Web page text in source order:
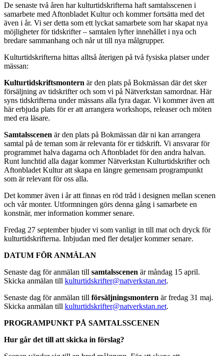
De senaste två åren har kulturtidskrifterna haft samtalsscenen i
samarbete med Aftonbladet Kultur och kommer fortsätta med det
även i år. Vi ser detta som ett lyckat samarbete som har skapat nya
möjligheter för tidskrifter – samtalen lyfter innehållet i nya och
bredare sammanhang och når ut till nya målgrupper.
Kulturtidskrifterna hittas alltså återigen på två fysiska platser under
mässan:
Kulturtidskriftsmontern är den plats på Bokmässan där det sker
försäljning av tidskrifter och som vi på Nätverkstan samordnar. Här
syns tidskrifterna under mässans alla fyra dagar. Vi kommer även att
här erbjuda plats för er att arrangera workshops, releaser och möten
med era läsare.
Samtalsscenen är den plats på Bokmässan där ni kan arrangera
samtal på de teman som är relevanta för er tidskrift. Vi ansvarar för
programmet halva dagarna och Aftonbladet för den andra halvan.
Runt lunchtid alla dagar kommer Nätverkstan Kulturtidskrifter och
Aftonbladet Kultur att skapa en längre gemensam programpunkt
som är relevant för oss alla.
Det kommer även i år att finnas en röd tråd i designen mellan scenen
och vår monter. Utformningen görs denna gång i samarbete en
konstnär, mer information kommer senare.
Fredag 27 september bjuder vi som vanligt in till mat och dryck för
kulturtidskrifterna. Inbjudan med fler detaljer kommer senare.
DATUM FÖR ANMÄLAN
Senaste dag för anmälan till samtalsscenen är måndag 15 april.
Skicka anmälan till kulturtidskrifter@natverkstan.net.
Senaste dag för anmälan till försäljningsmontern är fredag 31 maj.
Skicka anmälan till kulturtidskrifter@natverkstan.net.
PROGRAMPUNKT PÅ SAMTALSSCENEN
Hur går det till att skicka in förslag?